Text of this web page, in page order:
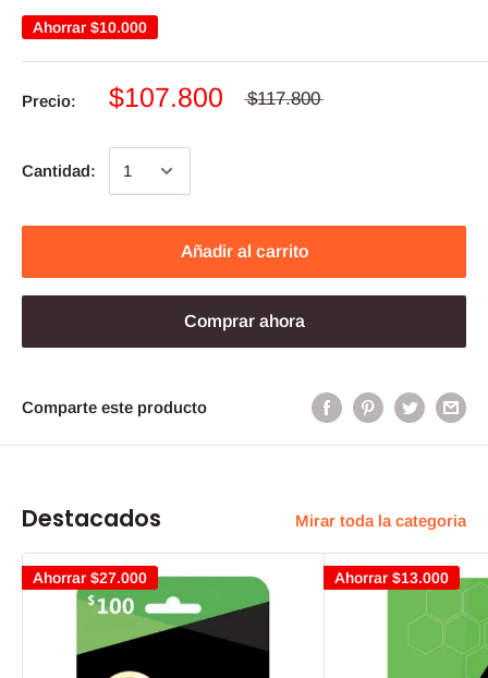
Ahorrar $10.000
Precio: $107.800 $117.800
Cantidad:
Añadir al carrito
Comprar ahora
Comparte este producto
Destacados Mirar toda la categoria
Ahorrar $27.000 Ahorrar $13.000